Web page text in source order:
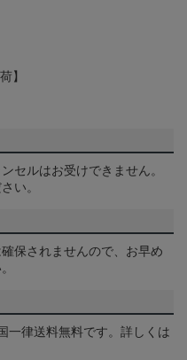
】
セルはお受けできません。
い。
保されませんので、お早め
一律送料無料です。詳しくは